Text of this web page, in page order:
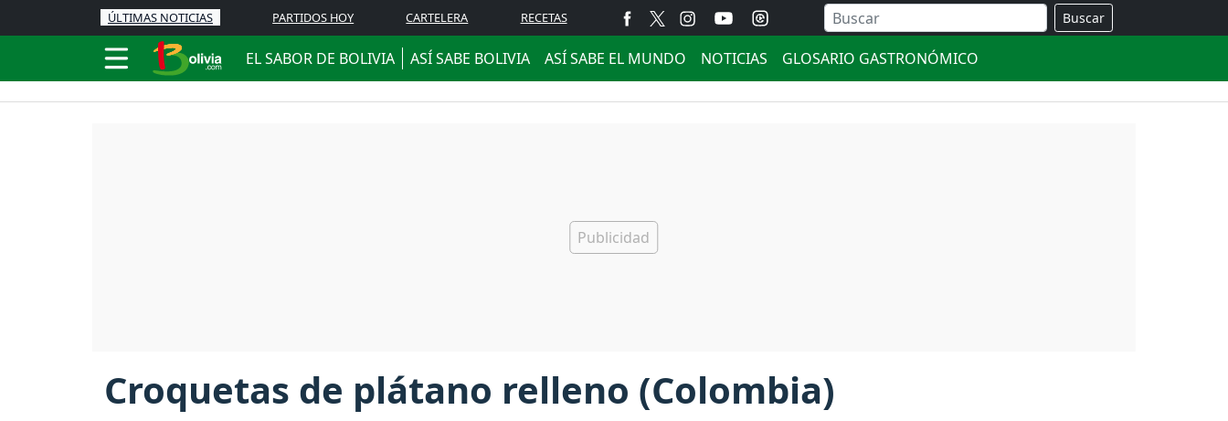
ÚLTIMAS NOTICIAS PARTIDOS HOY CARTELERA RECETAS Buscar
EL SABOR DE BOLIVIA ASÍ SABE BOLIVIA ASÍ SABE EL MUNDO NOTICIAS GLOSARIO GASTRONÓMICO
Croquetas de plátano relleno (Colombia)